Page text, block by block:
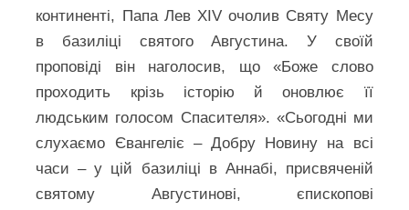
континенті, Папа Лев XIV очолив Святу Месу
в базиліці святого Августина. У своїй
проповіді він наголосив, що «Боже слово
проходить крізь історію й оновлює її
людським голосом Спасителя». «Сьогодні ми
слухаємо Євангеліє – Добру Новину на всі
часи – у цій базиліці в Аннабі, присвяченій
святому Августинові, єпископові